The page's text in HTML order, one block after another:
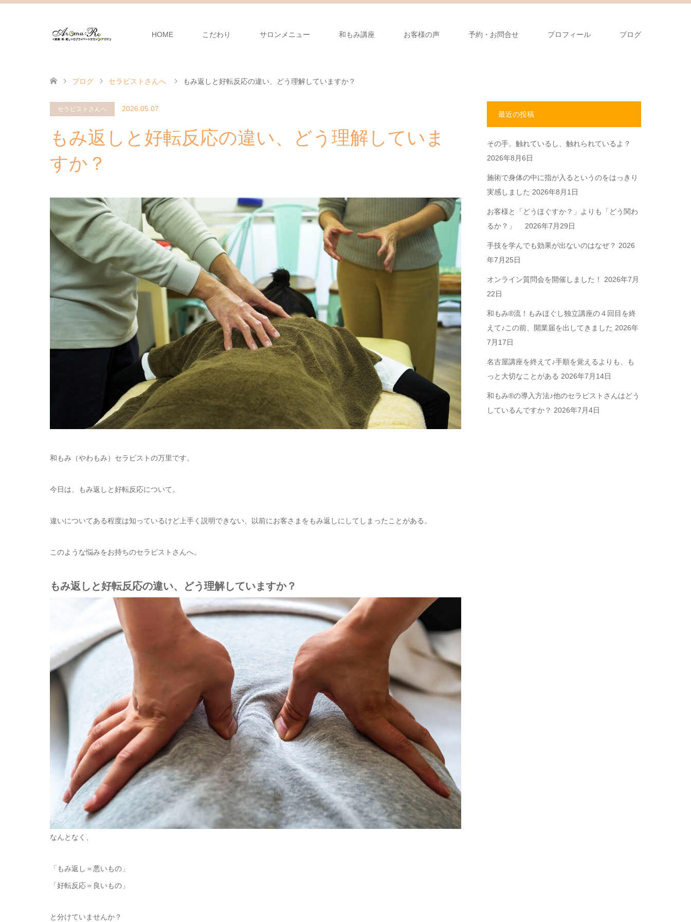
HOME こだわり サロンメニュー 和もみ講座 お客様の声 予約・お問合せ プロフィール ブログ
ブログ セラピストさんへ もみ返しと好転反応の違い、どう理解していますか？
セラピストさんへ 2026.05.07
もみ返しと好転反応の違い、どう理解していま
すか？
和もみ（やわもみ）セラピストの万里です。
今日は、もみ返しと好転反応について。
違いについてある程度は知っているけど上手く説明できない、以前にお客さまをもみ返しにしてしまったことがある。
このような悩みをお持ちのセラピストさんへ。
もみ返しと好転反応の違い、どう理解していますか？
なんとなく、
「もみ返し＝悪いもの」
「好転反応＝良いもの」
と分けていませんか？
最近の投稿
その手。触れているし、触れられているよ？
2026年8月6日
施術で身体の中に指が入るというのをはっきり
実感しました 2026年8月1日
お客様と「どうほぐすか？」よりも「どう関わ
るか？」
2026年7月29日
手技を学んでも効果が出ないのはなぜ？ 2026
年7月25日
オンライン質問会を開催しました！
2026年7月
22日
和もみ®流！もみほぐし独立講座の４回目を終
えて♪この前、開業届を出してきました 2026年
7月17日
名古屋講座を終えて♪手順を覚えるよりも、も
っと大切なことがある 2026年7月14日
和もみ®の導入方法♪他のセラピストさんはどう
しているんですか？ 2026年7月4日